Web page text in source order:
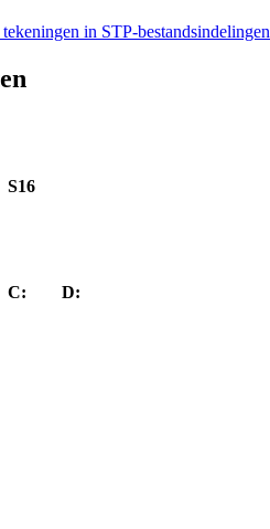
in STP-bestandsindelingen
S16
C: D: